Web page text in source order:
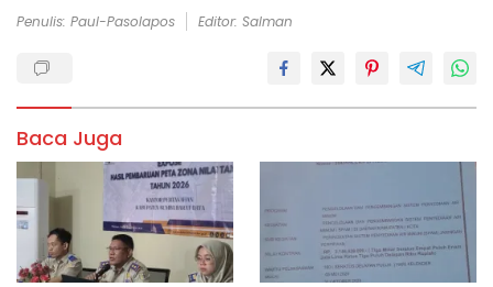
Penulis: Paul-Pasolapos Editor: Salman
Baca Juga